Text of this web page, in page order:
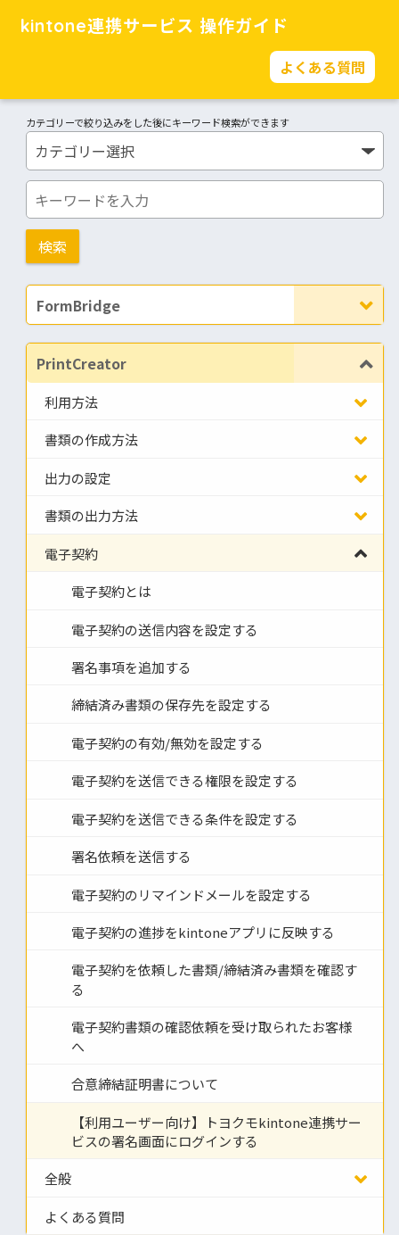
kintone連携サービス 操作ガイド
よくある質問
カテゴリーで絞り込みをした後にキーワード検索ができます
FormBridge
PrintCreator
利用方法
書類の作成方法
出力の設定
書類の出力方法
電子契約
電子契約とは
電子契約の送信内容を設定する
署名事項を追加する
締結済み書類の保存先を設定する
電子契約の有効/無効を設定する
電子契約を送信できる権限を設定する
電子契約を送信できる条件を設定する
署名依頼を送信する
電子契約のリマインドメールを設定する
電子契約の進捗をkintoneアプリに反映する
電子契約を依頼した書類/締結済み書類を確認す
る
電子契約書類の確認依頼を受け取られたお客様
へ
合意締結証明書について
【利用ユーザー向け】トヨクモkintone連携サー
ビスの署名画面にログインする
全般
よくある質問